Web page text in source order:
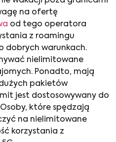
na ofertę
od tego operatora
z roamingu
dobrych warunkach.
nielimitowane
Ponadto, mają
pakietów
jest dostosowywany do
które spędzają
na nielimitowane
korzystania z